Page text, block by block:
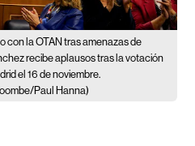
con la OTAN tras amenazas de
recibe aplausos tras la votación
el 16 de noviembre.
Paul Hanna)